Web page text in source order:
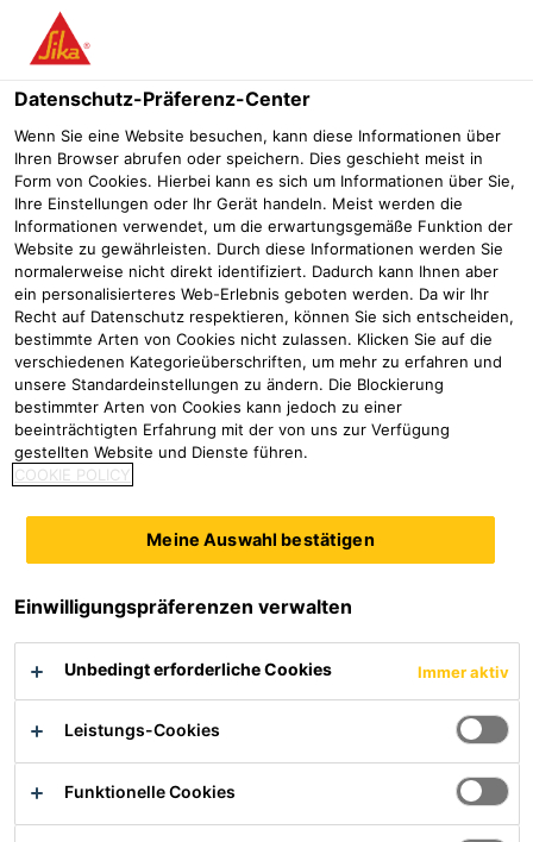
Menü
Estrichzusatzmittel
Betonherstellung Produkte Betonherstellung Produkte
SikaFiber®-12 PPF
MIKRO-POLYMERFASER FÜR
DEN EINSATZ IN MÖRTEL UND
BETON / RIESELFÄHIG
Produktdatenblatt
SikaFiber®-6 PPF
MIKRO-POLYMERFASER FÜR
Service
Verwendbarkeitsnachweise und DIBt Gutachten
Dokumenten Download
Entsorgung
Datenschutz-Präferenz-Center
Wenn Sie eine Website besuchen, kann diese Informationen über
Ihren Browser abrufen oder speichern. Dies geschieht meist in
Form von Cookies. Hierbei kann es sich um Informationen über Sie,
Ihre Einstellungen oder Ihr Gerät handeln. Meist werden die
Informationen verwendet, um die erwartungsgemäße Funktion der
Website zu gewährleisten. Durch diese Informationen werden Sie
normalerweise nicht direkt identifiziert. Dadurch kann Ihnen aber
ein personalisierteres Web-Erlebnis geboten werden. Da wir Ihr
Recht auf Datenschutz respektieren, können Sie sich entscheiden,
bestimmte Arten von Cookies nicht zulassen. Klicken Sie auf die
verschiedenen Kategorieüberschriften, um mehr zu erfahren und
unsere Standardeinstellungen zu ändern. Die Blockierung
bestimmter Arten von Cookies kann jedoch zu einer
beeinträchtigten Erfahrung mit der von uns zur Verfügung
gestellten Website und Dienste führen.
COOKIE POLICY
Meine Auswahl bestätigen
Einwilligungspräferenzen verwalten
Unbedingt erforderliche Cookies Immer aktiv
Leistungs-Cookies
Funktionelle Cookies